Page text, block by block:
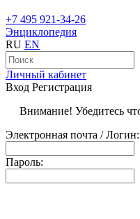
+7 495 921-34-26
Энциклопедия
RU EN
Личный кабинет
Вход Регистрация
Внимание! Убедитесь
Электронная почта / Логин:
Пароль: